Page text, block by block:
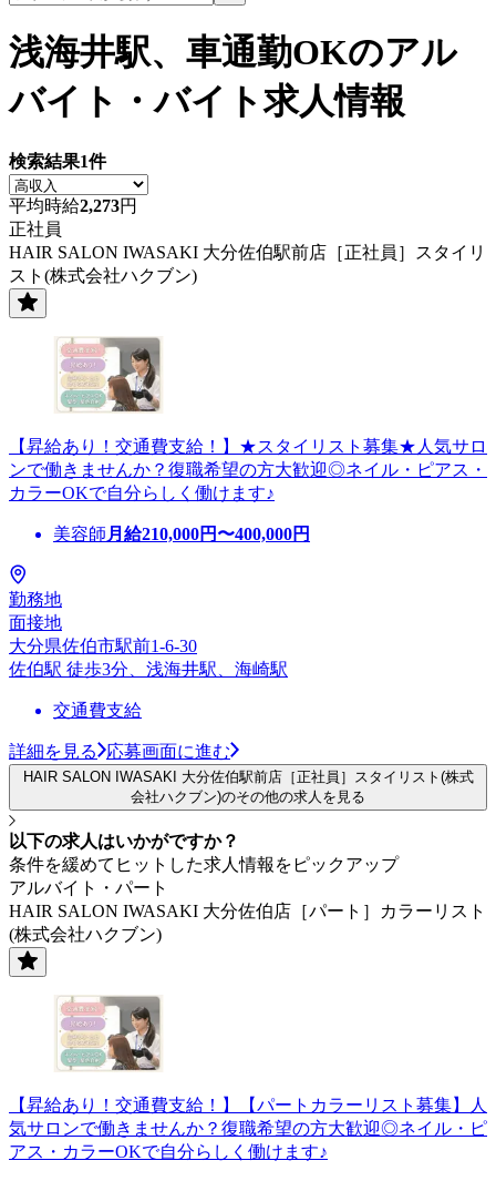
浅海井駅、車通勤OKのアル
バイト・バイト求人情報
検索結果1件
平均時給2,273円
正社員
HAIR SALON IWASAKI 大分佐伯駅前店［正社員］スタイリ
スト(株式会社ハクブン)
【昇給あり！交通費支給！】★スタイリスト募集★人気サロ
ンで働きませんか？復職希望の方大歓迎◎ネイル・ピアス・
カラーOKで自分らしく働けます♪
美容師 月給210,000円〜400,000円
勤務地
面接地
大分県佐伯市駅前1-6-30
佐伯駅 徒歩3分、浅海井駅、海崎駅
交通費支給
詳細を見る 応募画面に進む
HAIR SALON IWASAKI 大分佐伯駅前店［正社員］スタイリスト(株式
会社ハクブン)のその他の求人を見る
以下の求人はいかがですか？
条件を緩めてヒットした求人情報をピックアップ
アルバイト・パート
HAIR SALON IWASAKI 大分佐伯店［パート］カラーリスト
(株式会社ハクブン)
【昇給あり！交通費支給！】【パートカラーリスト募集】人
気サロンで働きませんか？復職希望の方大歓迎◎ネイル・ピ
アス・カラーOKで自分らしく働けます♪